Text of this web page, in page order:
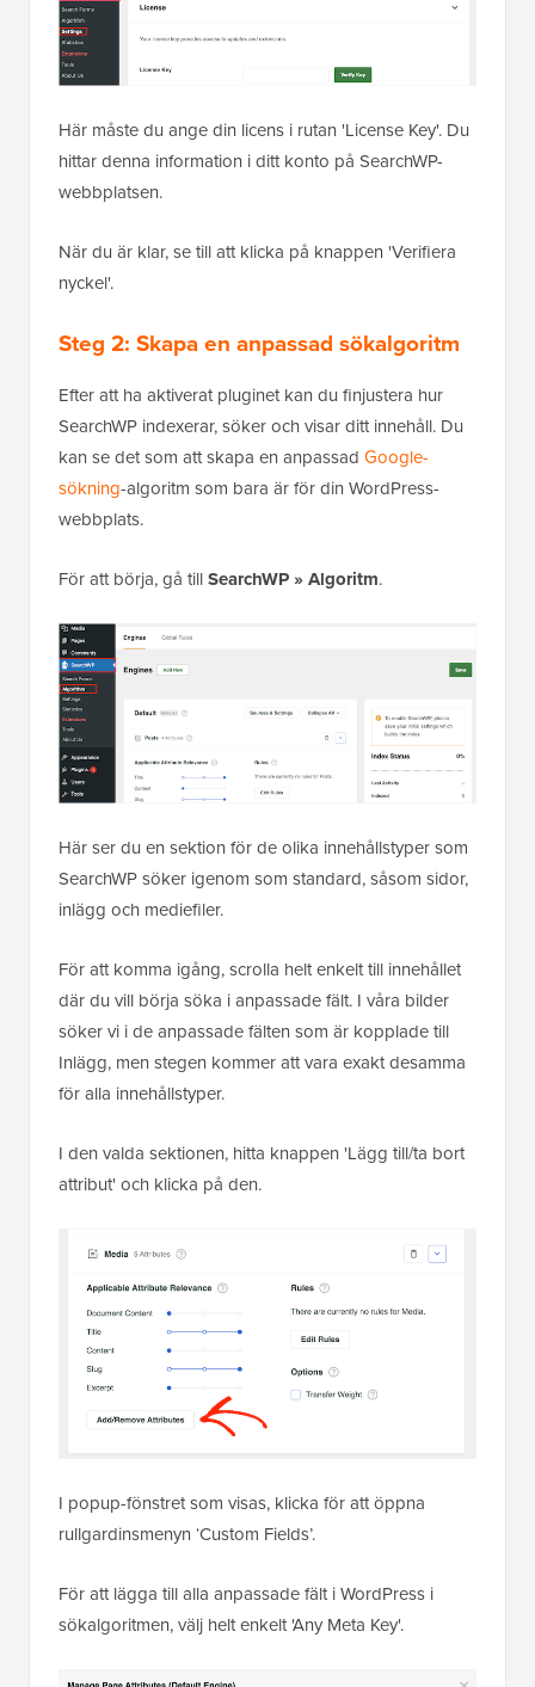
Här måste du ange din licens i rutan 'License Key'. Du
hittar denna information i ditt konto på SearchWP-
webbplatsen.
När du är klar, se till att klicka på knappen 'Verifiera
nyckel'.
Steg 2: Skapa en anpassad sökalgoritm
Efter att ha aktiverat pluginet kan du finjustera hur
SearchWP indexerar, söker och visar ditt innehåll. Du
kan se det som att skapa en anpassad Google-
sökning-algoritm som bara är för din WordPress-
webbplats.
För att börja, gå tillSearchWP »Algoritm.
Här ser du en sektion för de olika innehållstyper som
SearchWP söker igenom som standard, såsom sidor,
inlägg och mediefiler.
För att komma igång, scrolla helt enkelt till innehållet
där du vill börja söka i anpassade fält. I våra bilder
söker vi i de anpassade fälten som är kopplade till
Inlägg, men stegen kommer att vara exakt desamma
för alla innehållstyper.
I den valda sektionen, hitta knappen 'Lägg till/ta bort
attribut' och klicka på den.
I popup-fönstret som visas, klicka för att öppna
rullgardinsmenyn ‘Custom Fields’.
För att lägga till alla anpassade fält i WordPress i
sökalgoritmen, välj helt enkelt 'Any Meta Key'.